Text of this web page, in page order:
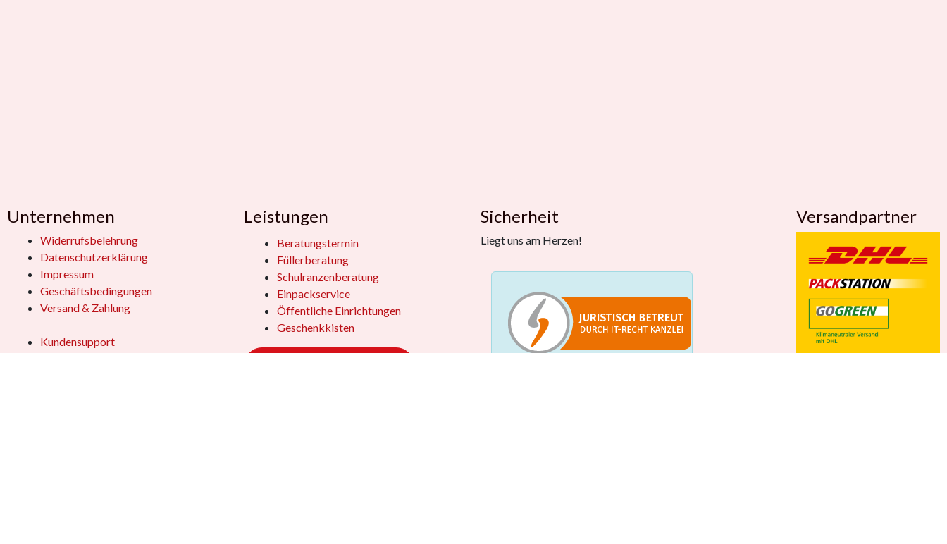
Unternehmen
Widerrufsbelehrung
Datenschutzerklärung
Impressum
Geschäftsbedingungen
Versand & Zahlung
Kundensupport
Versandpartner
Sicherheit
Liegt uns am Herzen!
Leistungen
Beratungstermin
Füllerberatung
Schulranzenberatung
Einpackservice
Öffentliche Einrichtungen
Geschenkkisten